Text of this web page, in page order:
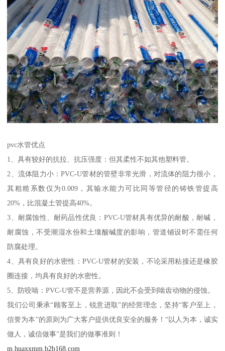
pvc水管优点
1、具有较好的抗拉、抗压强度：但其柔性不如其他塑料管。
2、流体阻力小：PVC-U管材的管壁非常光滑，对流体的阻力很小，
其粗糙系数仅为0.009，其输水能力可比同等管径的铸铁管提高
20%，比混凝土管提高40%。
3、耐腐蚀性、耐药品性优良：PVC-U管材具有优异的耐酸，耐碱，
耐腐蚀，不受潮湿水份和土壤酸碱度的影响，管道铺设时不需任何
防腐处理。
4、具有良好的水密性：PVC-U管材的安装，不论采用粘接还是橡胶
圈连接，均具有良好的水密性。
5、防咬啮：PVC-U管不是营养源，因此不会受到啮齿动物的侵蚀。
我们公司秉承“顾客至上，锐意进取”的经营理念，坚持“客户至上，
信誉为本”的原则为广大客户提供优良安全的服务！“以人为本，诚实
做人，诚信做事”是我们的做事准则！
m.huaxxmm.b2b168.com